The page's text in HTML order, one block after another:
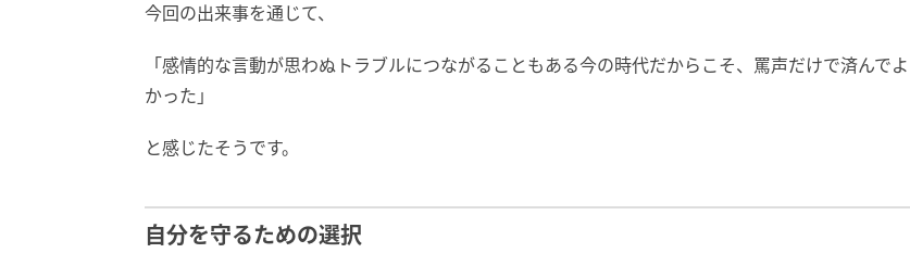
今回の出来事を通じて、
「感情的な言動が思わぬトラブルにつながることもある今の時代だからこそ、罵声だけで済んでよ
かった」
と感じたそうです。
自分を守るための選択